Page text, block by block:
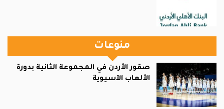
منوعات
صقور الأردن في المجموعة الثانية بدورة
الألعاب الآسيوية